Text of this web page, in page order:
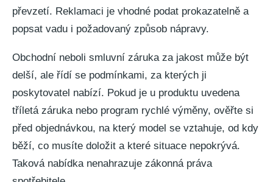
převzetí. Reklamaci je vhodné podat prokazatelně a
popsat vadu i požadovaný způsob nápravy.
Obchodní neboli smluvní záruka za jakost může být
delší, ale řídí se podmínkami, za kterých ji
poskytovatel nabízí. Pokud je u produktu uvedena
tříletá záruka nebo program rychlé výměny, ověřte si
před objednávkou, na který model se vztahuje, od kdy
běží, co musíte doložit a které situace nepokrývá.
Taková nabídka nenahrazuje zákonná práva